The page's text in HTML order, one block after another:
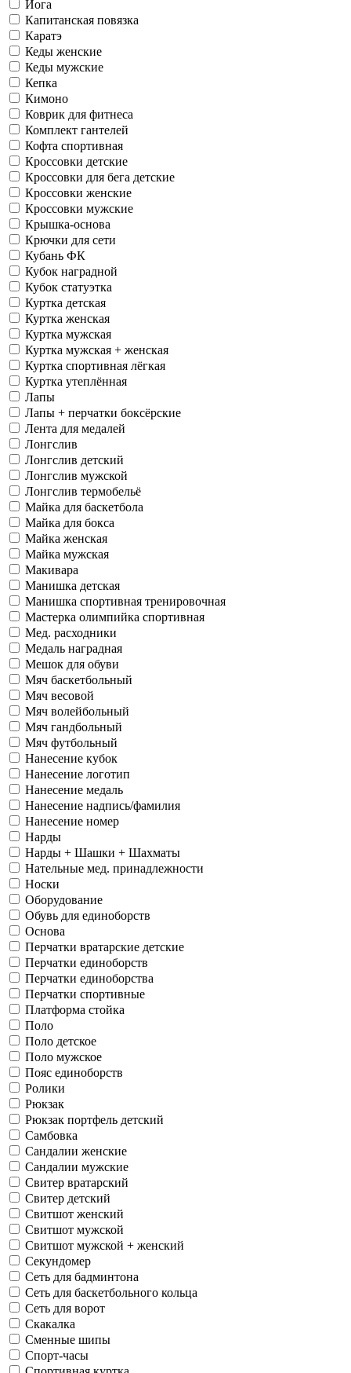
Йога
Капитанская повязка
Каратэ
Кеды женские
Кеды мужские
Кепка
Кимоно
Коврик для фитнеса
Комплект гантелей
Кофта спортивная
Кроссовки детские
Кроссовки для бега детские
Кроссовки женские
Кроссовки мужские
Крышка-основа
Крючки для сети
Кубань ФК
Кубок наградной
Кубок статуэтка
Куртка детская
Куртка женская
Куртка мужская
Куртка мужская + женская
Куртка спортивная лёгкая
Куртка утеплённая
Лапы
Лапы + перчатки боксёрские
Лента для медалей
Лонгслив
Лонгслив детский
Лонгслив мужской
Лонгслив термобельё
Майка для баскетбола
Майка для бокса
Майка женская
Майка мужская
Макивара
Манишка детская
Манишка спортивная тренировочная
Мастерка олимпийка спортивная
Мед. расходники
Медаль наградная
Мешок для обуви
Мяч баскетбольный
Мяч весовой
Мяч волейбольный
Мяч гандбольный
Мяч футбольный
Нанесение кубок
Нанесение логотип
Нанесение медаль
Нанесение надпись/фамилия
Нанесение номер
Нарды
Нарды + Шашки + Шахматы
Нательные мед. принадлежности
Носки
Оборудование
Обувь для единоборств
Основа
Перчатки вратарские детские
Перчатки единоборств
Перчатки единоборства
Перчатки спортивные
Платформа стойка
Поло
Поло детское
Поло мужское
Пояс единоборств
Ролики
Рюкзак
Рюкзак портфель детский
Самбовка
Сандалии женские
Сандалии мужские
Свитер вратарский
Свитер детский
Свитшот женский
Свитшот мужской
Свитшот мужской + женский
Секундомер
Сеть для бадминтона
Сеть для баскетбольного кольца
Сеть для ворот
Скакалка
Сменные шипы
Спорт-часы